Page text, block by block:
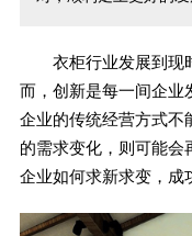
衣柜行业发展到现时
而，创新是每一间企业
企业的传统经营方式不
的需求变化，则可能会
企业如何求新求变，成